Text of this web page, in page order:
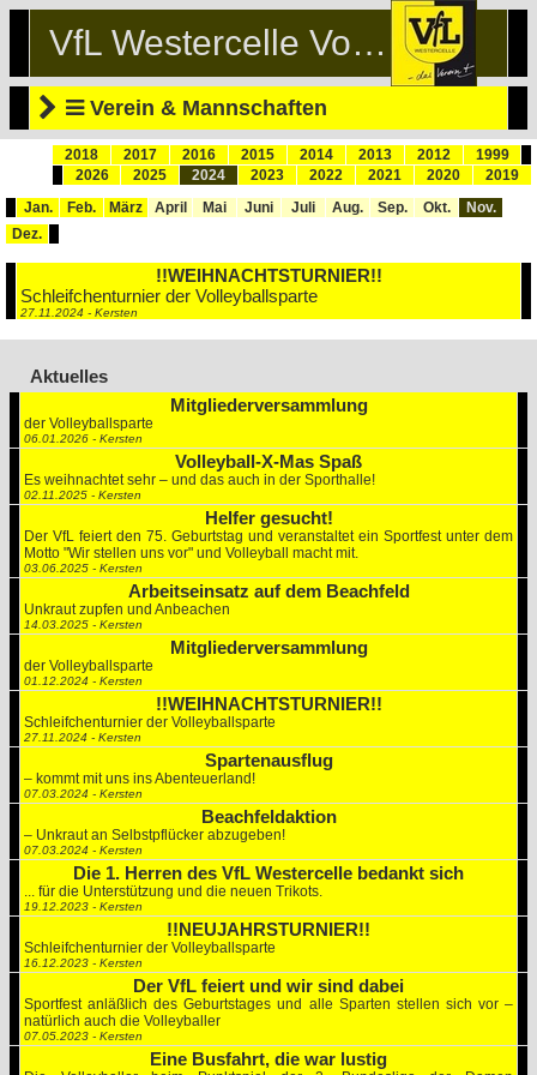
VfL Westercelle Volleyball
Verein & Mannschaften
1999
2012
2013
2014
2015
2016
2017
2018
2019
2020
2021
2022
2023
2024
2025
2026
Jan.
Feb. März April Mai Juni Juli Aug. Sep. Okt.
Nov.
Dez.
!!WEIHNACHTSTURNIER!!
Schleifchenturnier der Volleyballsparte
27.11.2024 - Kersten
Aktuelles
Mitgliederversammlung
der Volleyballsparte
06.01.2026 - Kersten
Volleyball-X-Mas Spaß
Es weihnachtet sehr – und das auch in der Sporthalle!
02.11.2025 - Kersten
Helfer gesucht!
Der VfL feiert den 75. Geburtstag und veranstaltet ein Sportfest unter dem
Motto "Wir stellen uns vor" und Volleyball macht mit.
03.06.2025 - Kersten
Arbeitseinsatz auf dem Beachfeld
Unkraut zupfen und Anbeachen
14.03.2025 - Kersten
Mitgliederversammlung
der Volleyballsparte
01.12.2024 - Kersten
!!WEIHNACHTSTURNIER!!
Schleifchenturnier der Volleyballsparte
27.11.2024 - Kersten
Spartenausflug
– kommt mit uns ins Abenteuerland!
07.03.2024 - Kersten
Beachfeldaktion
– Unkraut an Selbstpflücker abzugeben!
07.03.2024 - Kersten
Die 1. Herren des VfL Westercelle bedankt sich
... für die Unterstützung und die neuen Trikots.
19.12.2023 - Kersten
!!NEUJAHRSTURNIER!!
Schleifchenturnier der Volleyballsparte
16.12.2023 - Kersten
Der VfL feiert und wir sind dabei
Sportfest anläßlich des Geburtstages und alle Sparten stellen sich vor –
natürlich auch die Volleyballer
07.05.2023 - Kersten
Eine Busfahrt, die war lustig